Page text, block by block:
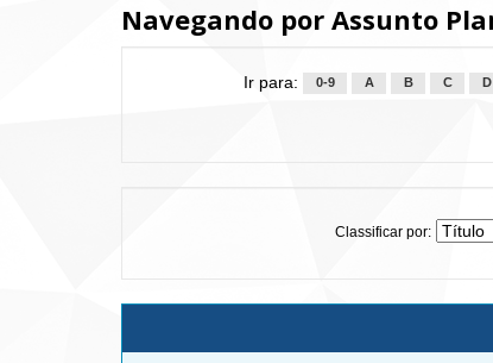
Navegando por Assunto
Ir para: 0-9 A B C D
Classificar por: